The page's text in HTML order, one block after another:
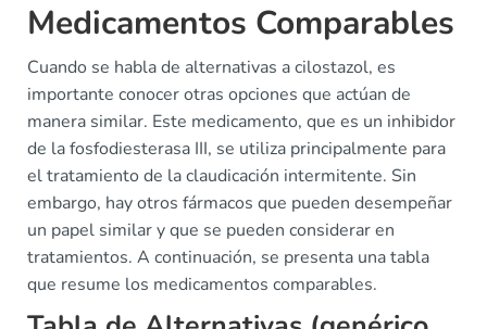
Medicamentos Comparables
Cuando se habla de alternativas a cilostazol, es
importante conocer otras opciones que actúan de
manera similar. Este medicamento, que es un inhibidor
de la fosfodiesterasa III, se utiliza principalmente para
el tratamiento de la claudicación intermitente. Sin
embargo, hay otros fármacos que pueden desempeñar
un papel similar y que se pueden considerar en
tratamientos. A continuación, se presenta una tabla
que resume los medicamentos comparables.